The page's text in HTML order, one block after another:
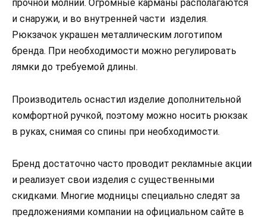
прочной молнии. Огромные карманы располагаются
и снаружи, и во внутренней части изделия.
Рюкзачок украшен металлическим логотипом
бренда. При необходимости можно регулировать
лямки до требуемой длины.
Производитель оснастил изделие дополнительной
комфортной ручкой, поэтому можно носить рюкзак
в руках, снимая со спины при необходимости.
Бренд достаточно часто проводит рекламные акции
и реализует свои изделия с существенными
скидками. Многие модницы специально следят за
предложениями компании на официальном сайте в